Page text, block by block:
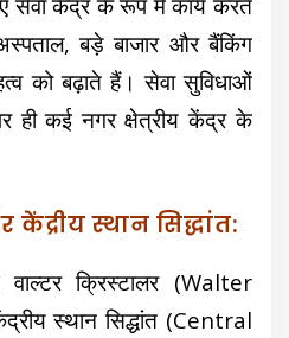
बड़े बाजार और बैंकिंग
को बढ़ाते हैं। सेवा सुविधाओं
ही कई नगर क्षेत्रीय केंद्र के
केंद्रीय स्थान सिद्धांत:
क्रिस्टालर (Walter
स्थान सिद्धांत (Central